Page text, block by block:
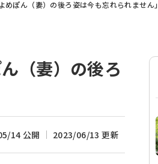
ぽん（妻）の後ろ姿は今も忘れられません」
（妻）の後ろ
14 公開 2023/06/13 更新